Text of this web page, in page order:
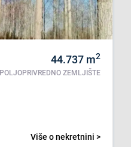
44.737 m2
POLJOPRIVREDNO ZEMLJIŠTE
Više o nekretnini >